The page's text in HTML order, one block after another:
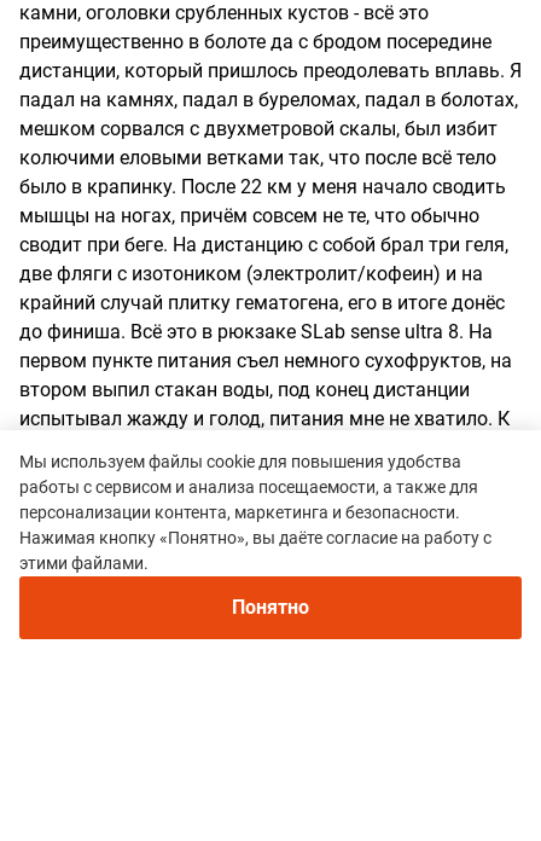
камни, оголовки срубленных кустов - всё это
преимущественно в болоте да с бродом посередине
дистанции, который пришлось преодолевать вплавь. Я
падал на камнях, падал в буреломах, падал в болотах,
мешком сорвался с двухметровой скалы, был избит
колючими еловыми ветками так, что после всё тело
было в крапинку. После 22 км у меня начало сводить
мышцы на ногах, причём совсем не те, что обычно
сводит при беге. На дистанцию с собой брал три геля,
две фляги с изотоником (электролит/кофеин) и на
крайний случай плитку гематогена, его в итоге донёс
до финиша. Всё это в рюкзаке SLab sense ultra 8. На
первом пункте питания съел немного сухофруктов, на
втором выпил стакан воды, под конец дистанции
испытывал жажду и голод, питания мне не хватило. К
ознакомительный перед CrazyOwl. Особо ни на что не
рассчитывал, просто хотел попробовать пробежать в
той экипировке, которую буду использовать на
следующем старте. Других целей на забег не ставил,
быстрее 7мин/км, в лесу приемлемой была бы
Мы используем файлы cookie для повышения удобства
работы с сервисом и анализа посещаемости, а также для
персонализации контента, маркетинга и безопасности.
Нажимая кнопку «Понятно», вы даёте согласие на работу с
этими файлами.
Понятно